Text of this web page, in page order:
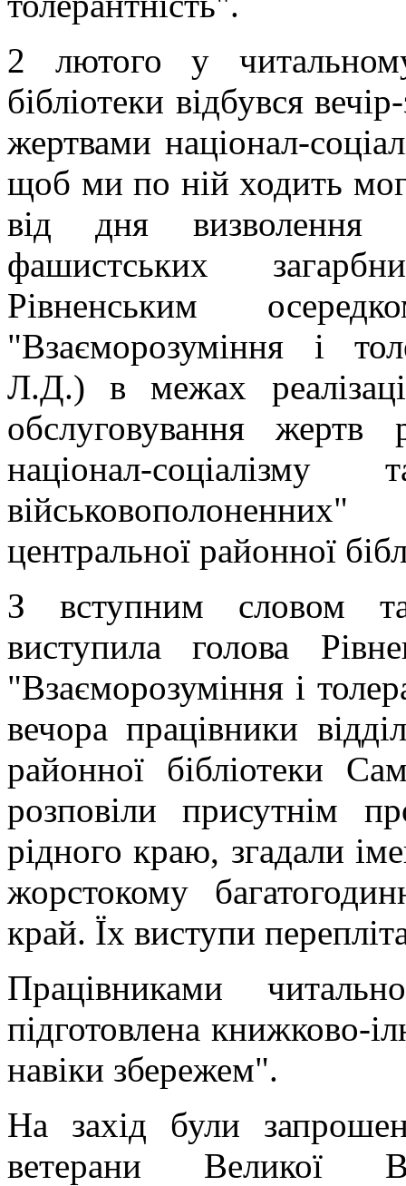
2 лютого у
бібліотеки відбувся
жертвами націонал-
щоб ми по ній ходить
від дня визволення
фашистських
Рівненським
"Взаєморозуміння і
Л.Д.) в межах
обслуговування жертв
націонал-
центральної районної
З вступним словом
виступила голова
"Взаєморозуміння і
вечора працівники
районної бібліотеки
розповіли присутнім
рідного краю, згадали
жорстокому
край. Їх виступи
Працівниками
підготовлена книжково-
навіки збережем".
На захід були
ветерани Великої